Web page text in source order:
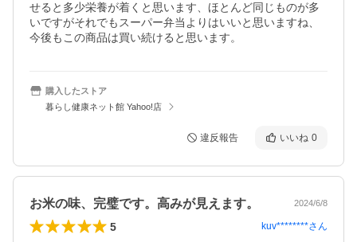
せると多少栄養が着くと思います、ほとんど同じものが多
いですがそれでもスーパー弁当よりはいいと思いますね、
今後もこの商品は買い続けると思います。
購入したストア
暮らし健康ネット館 Yahoo!店
違反報告 いいね 0
お米の味、完璧です。高みが見えます。 2024/6/8
5 kuv********さん